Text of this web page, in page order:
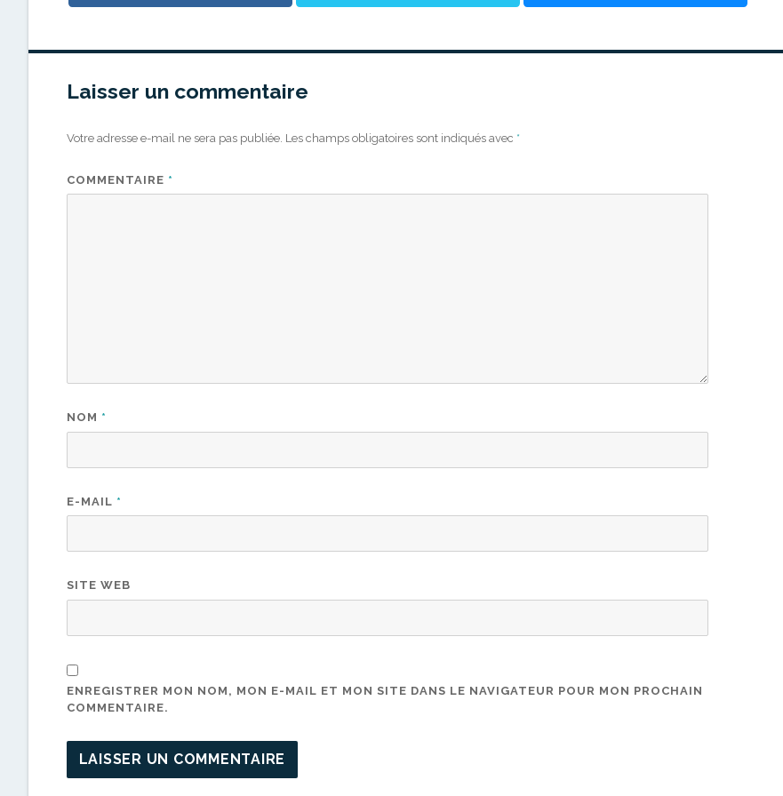
Laisser un commentaire
Votre adresse e-mail ne sera pas publiée. Les champs obligatoires sont indiqués avec *
COMMENTAIRE *
NOM *
E-MAIL *
SITE WEB
ENREGISTRER MON NOM, MON E-MAIL ET MON SITE DANS LE NAVIGATEUR POUR MON PROCHAIN
COMMENTAIRE.